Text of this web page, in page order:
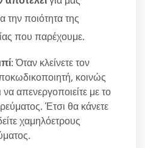
την ποιότητα της
που παρέχουμε.
: Όταν κλείνετε τον
κοινώς
να απενεργοποιείτε με το
Έτσι θα κάνετε
χαμηλόετρους